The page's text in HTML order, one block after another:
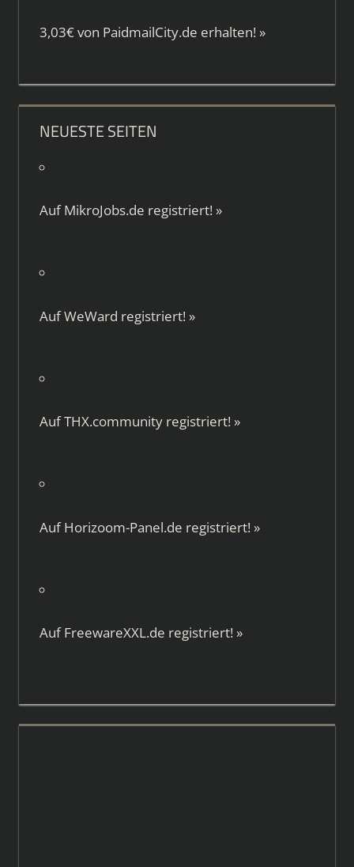
3,03€ von PaidmailCity.de erhalten! »
NEUESTE SEITEN
AufMikroJobs.de registriert! »
AufWeWard registriert! »
AufTHX.communityregistriert! »
AufHorizoom-Panel.de registriert! »
AufFreewareXXL.de registriert! »